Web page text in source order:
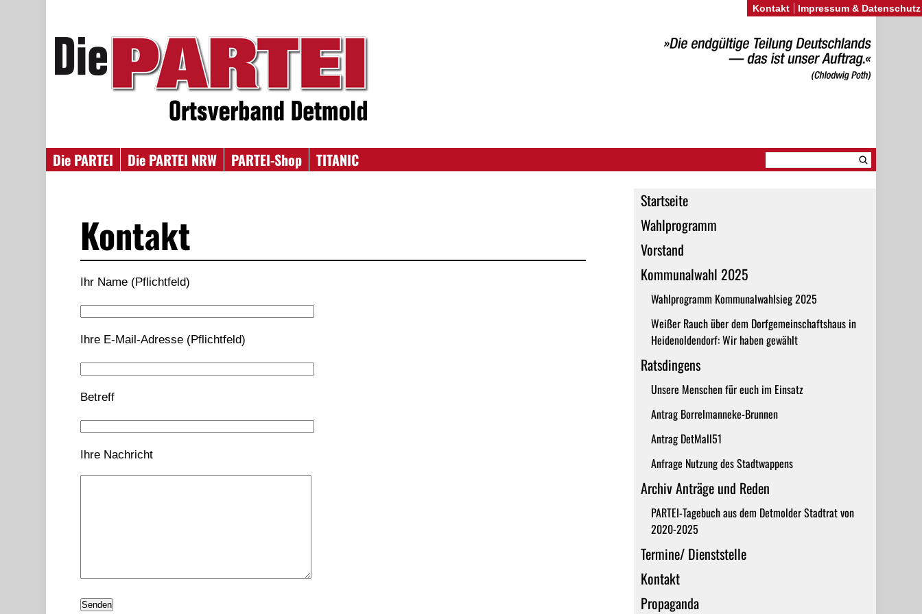
Die PARTEI Die PARTEI NRW PARTEI-Shop
TITANIC
Startseite
Wahlprogramm
Vorstand
Kommunalwahl 2025
Wahlprogramm Kommunalwahlsieg 2025
Weißer Rauch über dem Dorfgemeinschaftshaus in
Heidenoldendorf: Wir haben gewählt
Ratsdingens
Unsere Menschen für euch im Einsatz
Antrag Borrelmanneke-Brunnen
Antrag DetMall51
Anfrage Nutzung des Stadtwappens
Archiv Anträge und Reden
PARTEI-Tagebuch aus dem Detmolder Stadtrat von
2020-2025
Termine/ Dienststelle
Kontakt
Propaganda
Kontakt
Ihr Name (Pflichtfeld)
Ihre E-Mail-Adresse (Pflichtfeld)
Betreff
Ihre Nachricht
Kontakt Impressum & Datenschutz